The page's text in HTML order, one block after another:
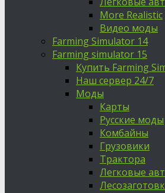
More Realistic
Видео моды
Farming Simulator 14
Farming simulator 15
Купить Farming
Наш сервер 24/7
Моды
Карты
Русские моды
Комбайны
Грузовики
Трактора
Легковые